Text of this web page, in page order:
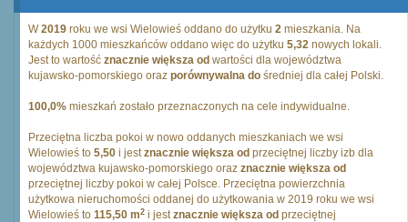
W2019 roku we wsi Wielowieś oddano do użytku 2 mieszkania. Na
każdych 1000 mieszkańców oddano więc do użytku 5,32 nowych lokali.
Jest to wartość znacznie większa od wartości dla województwa
kujawsko-pomorskiego oraz porównywalna do średniej dla całej Polski.
100,0% mieszkań zostało przeznaczonych na cele indywidualne.
Przeciętna liczba pokoi w nowo oddanych mieszkaniach we wsi
Wielowieś to 5,50 i jestznacznie większa od przeciętnej liczby izb dla
województwa kujawsko-pomorskiego oraz znacznie większa od
przeciętnej liczby pokoi w całej Polsce. Przeciętna powierzchnia
użytkowa nieruchomości oddanej do użytkowania w 2019 roku we wsi
Wielowieś to 115,50 m2 i jestznacznie większa od przeciętnej